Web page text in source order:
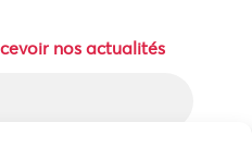
nos actualités